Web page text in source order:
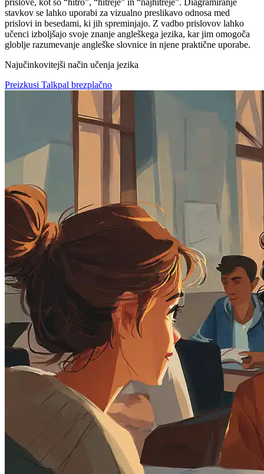
stavkov se lahko uporabi za vizualno preslikavo odnosa med
prislovi in besedami, ki jih spreminjajo. Z vadbo prislovov lahko
učenci izboljšajo svoje znanje angleškega jezika, kar jim omogoča
globlje razumevanje angleške slovnice in njene praktične uporabe.
Najučinkovitejši način učenja jezika
Preizkusi Talkpal brezplačno